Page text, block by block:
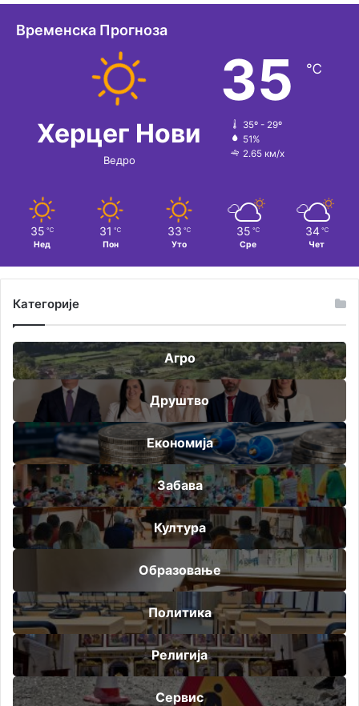
Временска Прогноза
Херцег Нови
Ведро
35 ℃
35º - 29º
51%
2.65 км/х
35 ℃
Нед
31 ℃
Пон
33 ℃
Уто
35 ℃
Сре
34 ℃
Чет
Категорије
Агро
Друштво
Економија
Забава
Култура
Образовање
Политика
Религија
Сервис